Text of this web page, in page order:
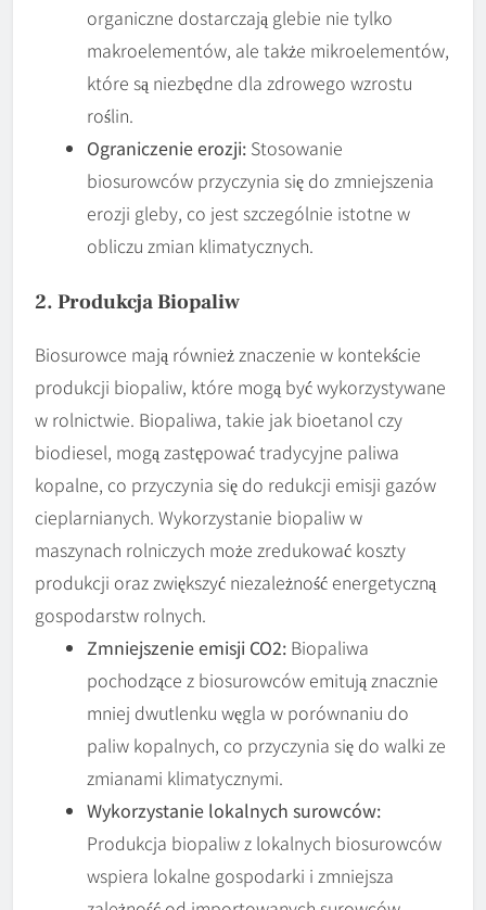
organiczne dostarczają glebie nie tylko
makroelementów, ale także mikroelementów,
które są niezbędne dla zdrowego wzrostu
roślin.
Ograniczenie erozji: Stosowanie
biosurowców przyczynia się do zmniejszenia
erozji gleby, co jest szczególnie istotne w
obliczu zmian klimatycznych.
2. Produkcja Biopaliw
Biosurowce mają również znaczenie w kontekście
produkcji biopaliw, które mogą być wykorzystywane
w rolnictwie. Biopaliwa, takie jak bioetanol czy
biodiesel, mogą zastępować tradycyjne paliwa
kopalne, co przyczynia się do redukcji emisji gazów
cieplarnianych. Wykorzystanie biopaliw w
maszynach rolniczych może zredukować koszty
produkcji oraz zwiększyć niezależność energetyczną
gospodarstw rolnych.
Zmniejszenie emisji CO2: Biopaliwa
pochodzące z biosurowców emitują znacznie
mniej dwutlenku węgla w porównaniu do
paliw kopalnych, co przyczynia się do walki ze
zmianami klimatycznymi.
Wykorzystanie lokalnych surowców:
Produkcja biopaliw z lokalnych biosurowców
wspiera lokalne gospodarki i zmniejsza